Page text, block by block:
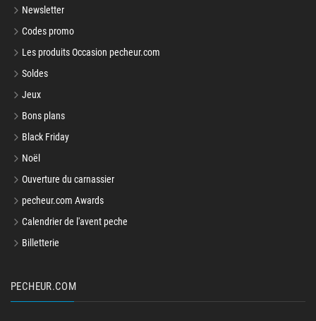
Newsletter
Codes promo
Les produits Occasion pecheur.com
Soldes
Jeux
Bons plans
Black Friday
Noël
Ouverture du carnassier
pecheur.com Awards
Calendrier de l'avent peche
Billetterie
PECHEUR.COM